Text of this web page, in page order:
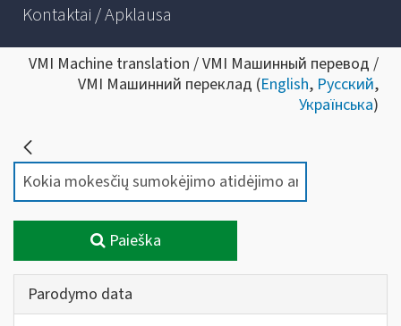
Kontaktai / Apklausa
VMI Machine translation / VMI Машинный перевод /
VMI Машинний переклад (English, Русский,
Українська)
Paieška
Parodymo data